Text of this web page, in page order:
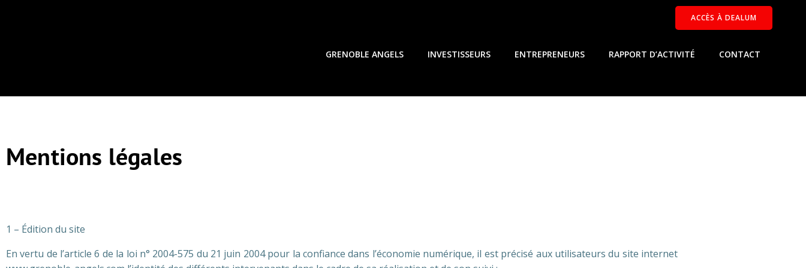
ACCÈS À DEALUM
GRENOBLE ANGELS INVESTISSEURS ENTREPRENEURS RAPPORT D’ACTIVITÉ CONTACT
Mentions légales
1 – Édition du site
En vertu de l’article 6 de la loi n° 2004-575 du 21 juin 2004 pour la confiance dans l’économie numérique, il est précisé aux utilisateurs du site internet